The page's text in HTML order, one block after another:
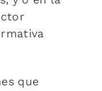
que